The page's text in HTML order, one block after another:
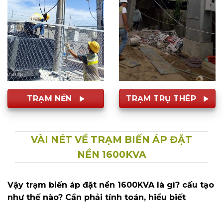
TRẠM NỀN TRẠM TRỤ THÉP
VÀI NÉT VỀ TRẠM BIẾN ÁP ĐẶT
NỀN 1600KVA
Vậy trạm biến áp đặt nền 1600KVA là gì? cấu tạo
như thế nào? Cần phải tính toán, hiểu biết